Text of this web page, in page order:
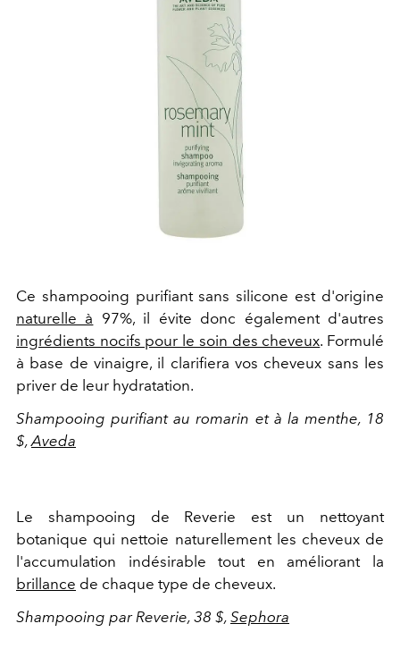
Ce shampooing purifiant sans silicone est d'origine
naturelle à 97%, il évite donc également d'autres
ingrédients nocifs pour le soin des cheveux. Formulé
à base de vinaigre, il clarifiera vos cheveux sans les
priver de leur hydratation.
Shampooing purifiant au romarin et à la menthe, 18
$, Aveda
Le shampooing de Reverie est un nettoyant
botanique qui nettoie naturellement les cheveux de
l'accumulation indésirable tout en améliorant la
brillance de chaque type de cheveux.
Shampooing par Reverie, 38 $, Sephora